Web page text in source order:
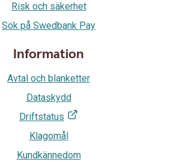
Risk och säkerhet
Sök på Swedbank Pay
Information
Avtal och blanketter
Dataskydd
Driftstatus
Klagomål
Kundkännedom